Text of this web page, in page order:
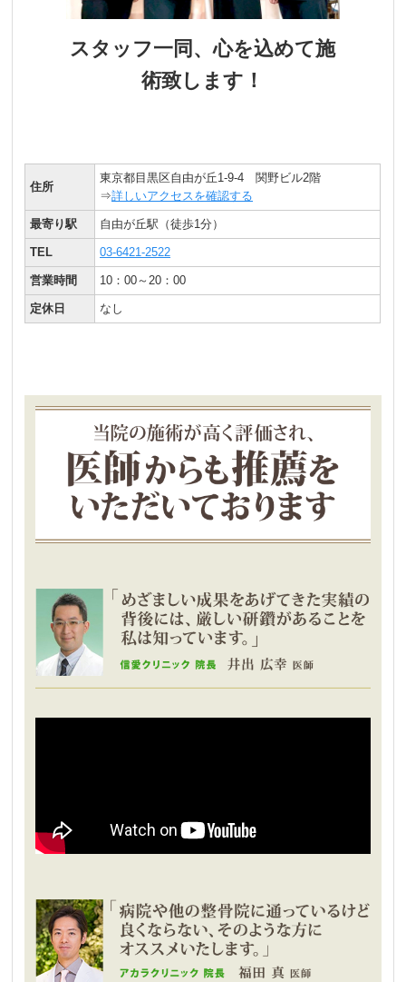
スタッフ一同、心を込めて施
術致します！
住所
東京都目黒区自由が丘1-9-4 関野ビル2階
⇒詳しいアクセスを確認する
最寄り駅 自由が丘駅（徒歩1分）
TEL 03-6421-2522
営業時間 10：00～20：00
定休日 なし